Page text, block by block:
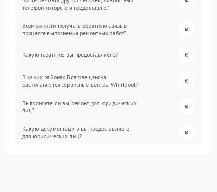
телефон которого я предоставлю?
Возможно ли получать обратную связь в
процессе выполнения ремонтных работ?
Какую гарантию вы предоставляете?
В каких районах Благовещенска
располагаются сервисные центры Whirlpool?
Выполняете ли вы ремонт для юридических
лиц?
Какую документацию вы предоставляете
для юридических лиц?